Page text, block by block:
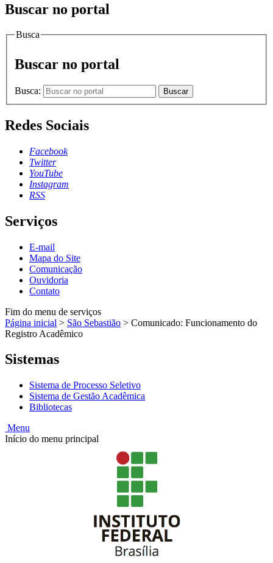
Buscar no portal
Busca
Buscar no portal
Busca: Buscar
Redes Sociais
Facebook
Twitter
YouTube
Instagram
RSS
Serviços
E-mail
Mapa do Site
Comunicação
Ouvidoria
Contato
Fim do menu de serviços
Página inicial > São Sebastião > Comunicado: Funcionamento do
Registro Acadêmico
Sistemas
Sistema de Processo Seletivo
Sistema de Gestão Acadêmica
Bibliotecas
Menu
Início do menu principal